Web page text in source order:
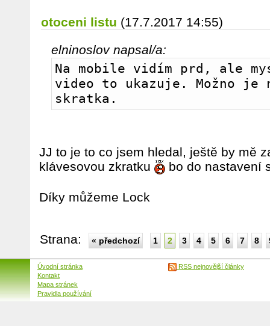
otoceni listu (17.7.2017 14:55)
elninoslov napsal/a:
Na mobile vidím prd, ale
video to ukazuje. Možno je
skratka.
JJ to je to co jsem hledal, ještě by mě
klávesovou zkratku
bo do nastavení
Díky můžeme Lock
Strana: « předchozí 1 2 3 4 5 6 7 8
Úvodní stránka
Kontakt
Mapa stránek
Pravidla používání
RSS nejnovější články